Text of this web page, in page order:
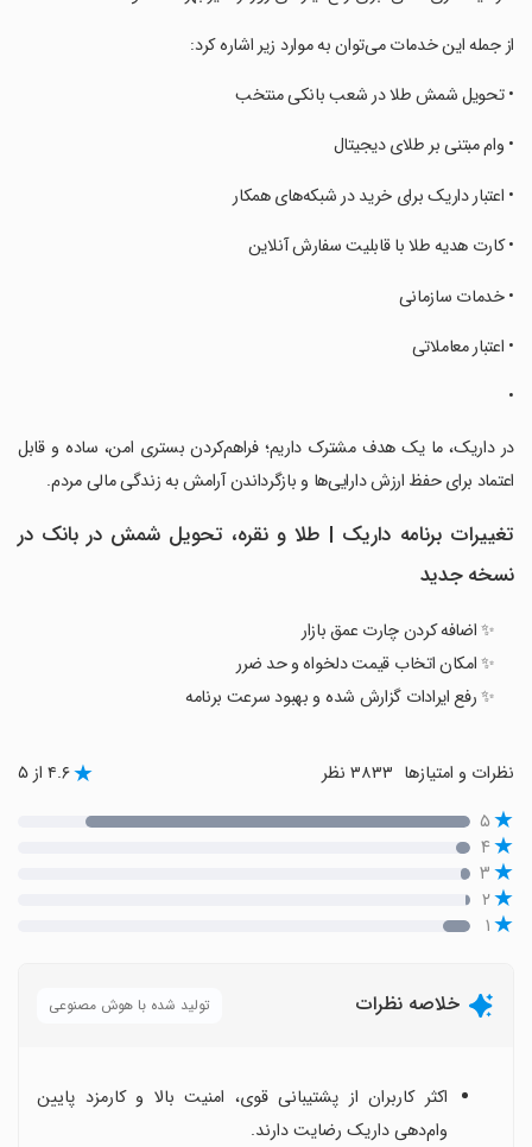
‏‏‏از جمله این خدمات می‌توان به موارد زیر اشاره کرد:
‏‏‏• تحویل شمش طلا در شعب بانکی منتخب
‏‏‏• وام مبتنی بر طلای دیجیتال
‏‏‏• اعتبار داریک برای خرید در شبکه‌های همکار
‏‏‏• کارت هدیه طلا با قابلیت سفارش آنلاین
‏‏‏• خدمات سازمانی
‏‏‏• اعتبار معاملاتی
‏‏‏•
‏‏‏در داریک، ما یک هدف مشترک داریم؛ فراهم‌کردن بستری امن، ساده و قابل
اعتماد برای حفظ ارزش دارایی‌ها و بازگرداندن آرامش به زندگی مالی مردم.
تغییرات برنامه ‏‏داریک | طلا و نقره، تحویل شمش در بانک در
نسخه جدید
✨ اضافه کردن چارت عمق بازار
✨ امکان اتخاب قیمت دلخواه و حد ضرر
✨ رفع ایرادات گزارش شده و بهبود سرعت برنامه
نظرات و امتیازها ۴.۶ از ۵
۵
۴
۳
۲
۱
خلاصه نظرات تولید شده با هوش مصنوعی
اکثر کاربران از پشتیبانی قوی، امنیت بالا و کارمزد پایین
وام‌دهی داریک رضایت دارند.